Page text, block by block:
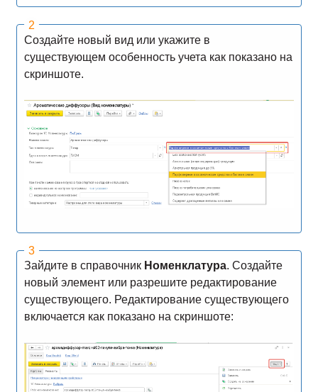
Создайте новый вид или укажите в
существующем особенность учета как показано на
скриншоте.
Зайдите в справочник Номенклатура. Создайте
новый элемент или разрешите редактирование
существующего. Редактирование существующего
включается как показано на скриншоте: